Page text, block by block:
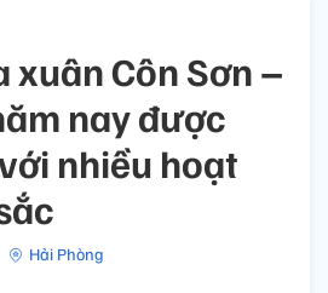
xuân Côn Sơn –
nay được
nhiều hoạt
Hải Phòng